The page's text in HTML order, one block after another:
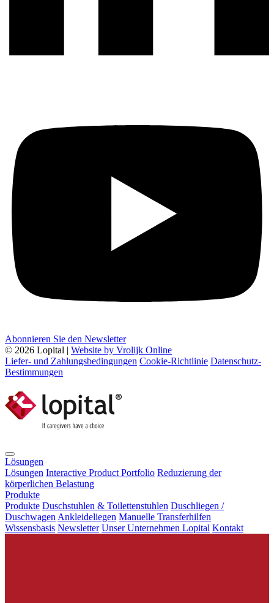
Abonnieren Sie den Newsletter
© 2026 Lopital | Website by Vrolijk Online
Liefer- und Zahlungsbedingungen Cookie-Richtlinie Datenschutz-
Bestimmungen
Lösungen
Lösungen Interactive Product Portfolio Reduzierung der
körperlichen Belastung
Produkte
Produkte Duschstuhlen & Toilettenstuhlen Duschliegen /
Duschwagen Ankleideliegen Manuelle Transferhilfen
Wissensbasis Newsletter Unser Unternehmen Lopital Kontakt